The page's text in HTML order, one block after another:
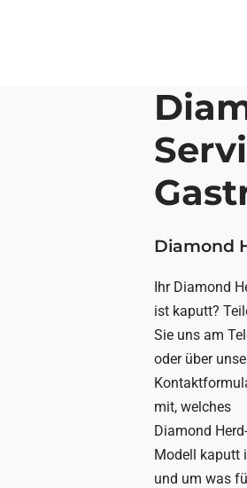
Diamond
Ihr Diamond
ist kaputt?
Sie uns am
oder über
mit, welches
Diamond Herd-
Modell kaputt
und um was